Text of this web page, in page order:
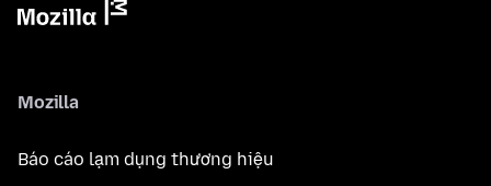
Mozilla
Báo cáo lạm dụng thương hiệu